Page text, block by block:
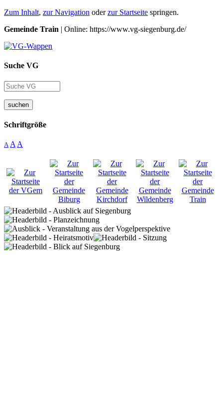
Zum Inhalt, zur Navigation oderzur Startseite springen.
Gemeinde Train | Online: https://www.vg-siegenburg.de/
Suche VG
suchen
Schriftgröße
A A A